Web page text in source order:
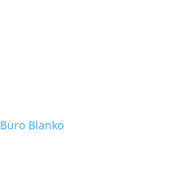
Büro Blanko